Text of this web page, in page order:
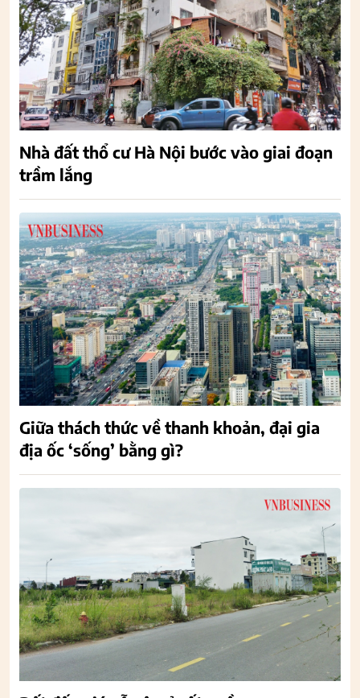
Nhà đất thổ cư Hà Nội bước vào giai đoạn
trầm lắng
Giữa thách thức về thanh khoản, đại gia
địa ốc ‘sống’ bằng gì?